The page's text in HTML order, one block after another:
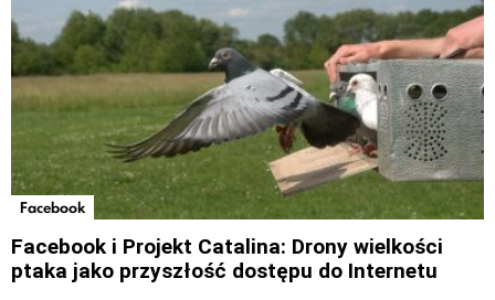
Facebook
Facebook i Projekt Catalina: Drony wielkości
ptaka jako przyszłość dostępu do Internetu